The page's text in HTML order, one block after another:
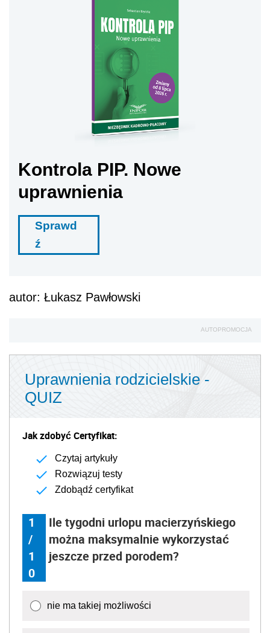
Kontrola PIP. Nowe
uprawnienia
Sprawd
ź
autor: Łukasz Pawłowski
AUTOPROMOCJA
Uprawnienia rodzicielskie -
QUIZ
Jak zdobyć Certyfikat:
Czytaj artykuły
Rozwiązuj testy
Zdobądź certyfikat
1
/
1
0
Ile tygodni urlopu macierzyńskiego
można maksymalnie wykorzystać
jeszcze przed porodem?
nie ma takiej możliwości